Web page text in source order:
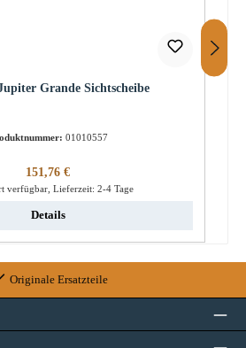
Grande Sichtscheibe
01010557
Regulärer Preis:
151,76 €
verfügbar, Lieferzeit: 2-4 Tage
Details
Originale Ersatzteile